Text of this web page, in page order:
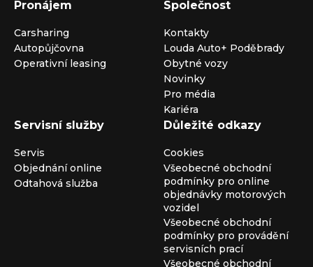
Pronájem
Carsharing
Autopůjčovna
Operativní leasing
Společnost
Kontakty
Louda Auto+ Poděbrady
Obytné vozy
Novinky
Pro média
Kariéra
Servisní služby
Servis
Objednání online
Odtahová služba
Důležité odkazy
Cookies
Všeobecné obchodní
podmínky pro online
objednávky motorových
vozidel
Všeobecné obchodní
podmínky pro provádění
servisních prací
Všeobecné obchodní